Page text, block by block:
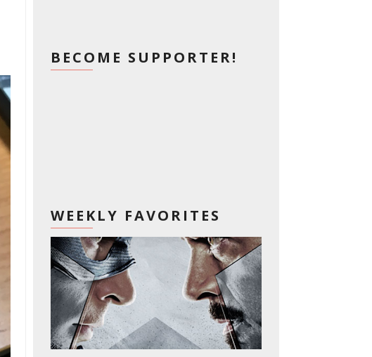
BECOME SUPPORTER!
WEEKLY FAVORITES